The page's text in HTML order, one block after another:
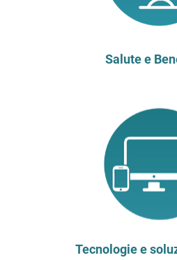
Salute e
Tecnologie e